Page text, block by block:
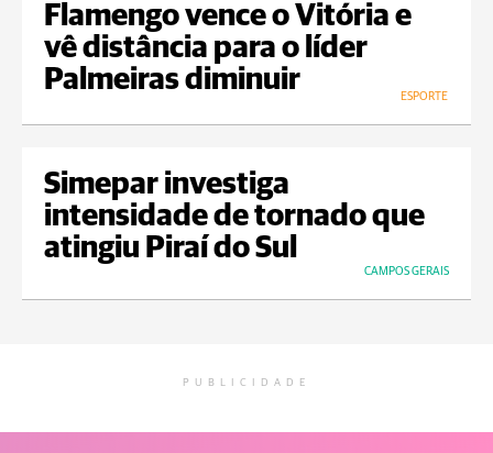
Flamengo vence o Vitória e
vê distância para o líder
Palmeiras diminuir
ESPORTE
Simepar investiga
intensidade de tornado que
atingiu Piraí do Sul
CAMPOS GERAIS
PUBLICIDADE